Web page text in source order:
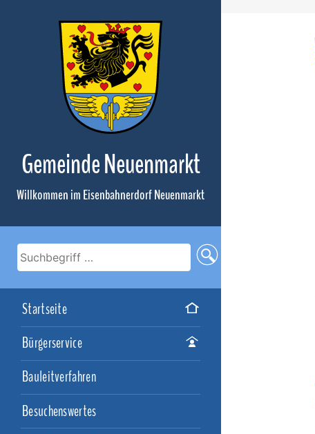
Gemeinde Neuenmarkt
Willkommen im Eisenbahnerdorf Neuenmarkt
Startseite
Bürgerservice
Bauleitverfahren
Besuchenswertes